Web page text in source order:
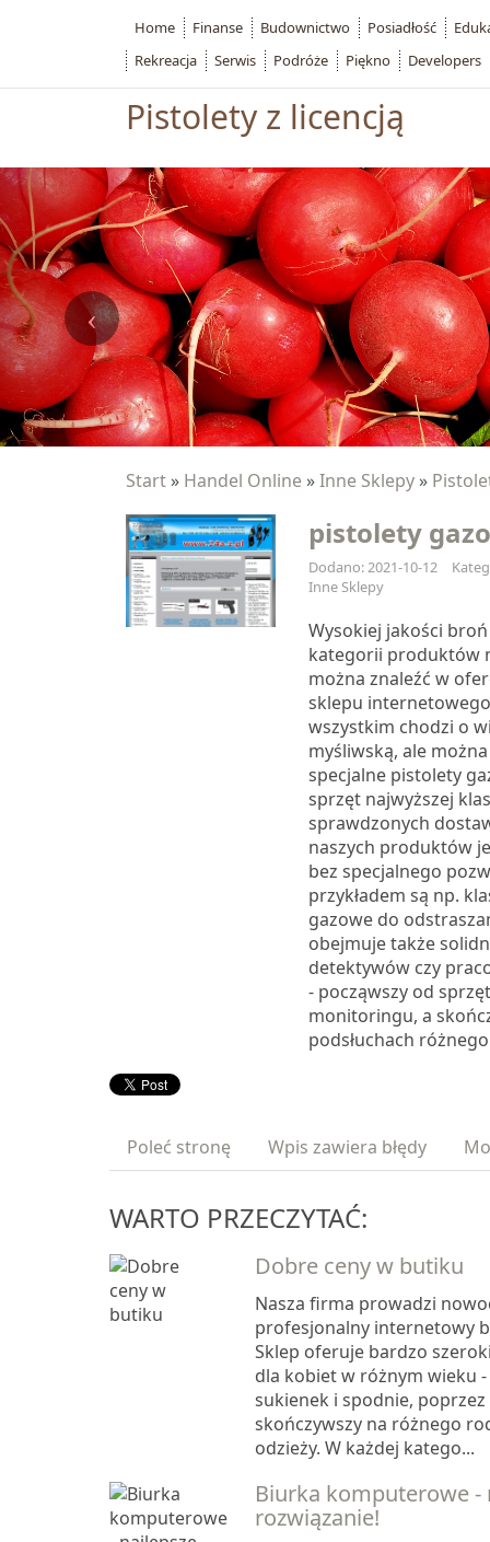
Pistolety z licencją
Start » Handel Online »Inne Sklepy »
pistolety
Dodano: 2021-10-12
Inne Sklepy
Wysokiej jakości
kategorii produktów
można znaleźć w
sklepu
wszystkim chodzi o
myśliwską, ale
specjalne pistolety
sprzęt najwyższej
sprawdzonych
naszych produktów
bez specjalnego
przykładem są np.
gazowe do
obejmuje także
detektywów czy
- począwszy od
monitoringu, a
podsłuchach
Poleć stronę Wpis zawiera błędy
WARTO PRZECZYTAĆ:
Dobre ceny w butiku
Nasza firma prowadzi
profesjonalny internetowy
Sklep oferuje bardzo
dla kobiet w różnym wieku
sukienek i spodnie,
skończywszy na różnego
odzieży. W każdej katego...
Biurka komputerowe -
rozwiązanie!
Home Finanse Budownictwo Posiadłość
Rekreacja
Serwis Podróże Piękno Developers